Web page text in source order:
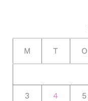
M T O
3 4 5